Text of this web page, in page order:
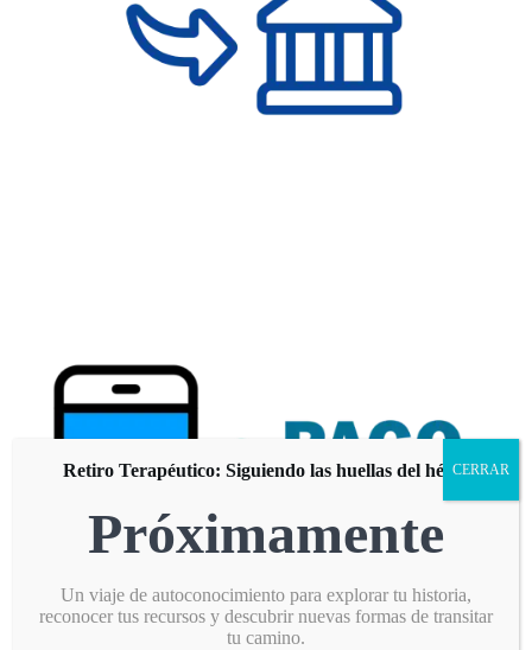
Retiro Terapéutico: Siguiendo las huellas del héroe
Próximamente
Un viaje de autoconocimiento para explorar tu historia,
reconocer tus recursos y descubrir nuevas formas de transitar
tu camino.
CERRAR